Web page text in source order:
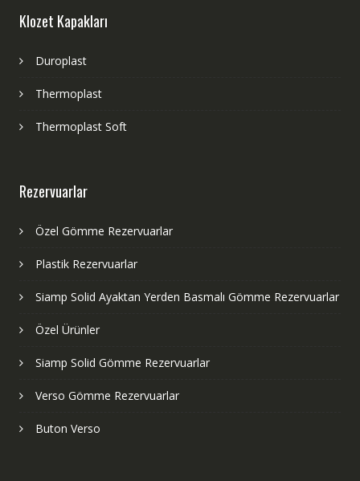
Klozet Kapakları
Duroplast
Thermoplast
Thermoplast Soft
Rezervuarlar
Özel Gömme Rezervuarlar
Plastik Rezervuarlar
Siamp Solid Ayaktan Yerden Basmalı Gömme Rezervuarlar
Özel Ürünler
Siamp Solid Gömme Rezervuarlar
Verso Gömme Rezervuarlar
Buton Verso